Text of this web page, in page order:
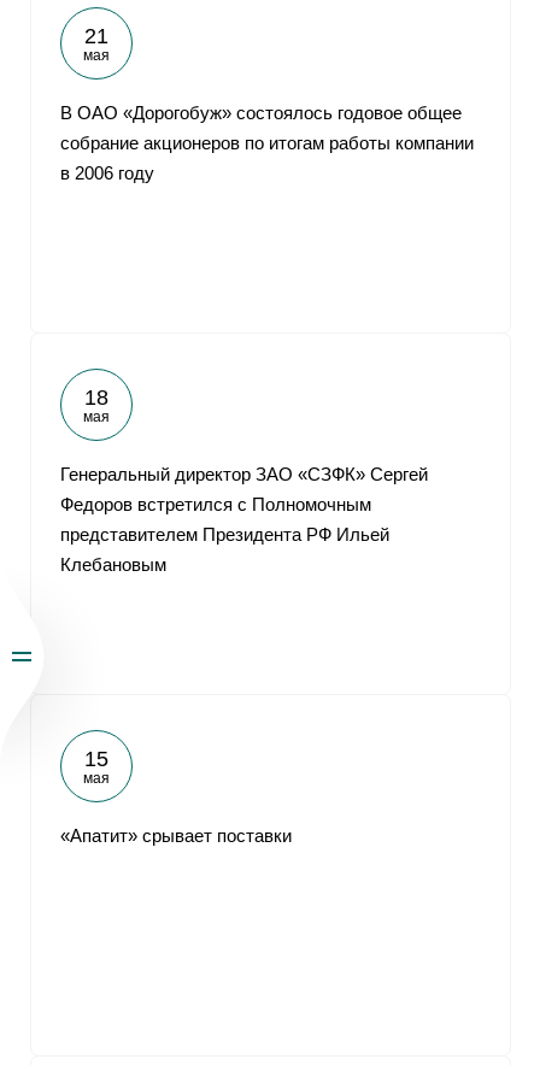
21
мая
В ОАО «Дорогобуж» состоялось годовое общее
собрание акционеров по итогам работы компании
в 2006 году
18
мая
Генеральный директор ЗАО «СЗФК» Сергей
Федоров встретился с Полномочным
представителем Президента РФ Ильей
Клебановым
15
мая
«Апатит» срывает поставки